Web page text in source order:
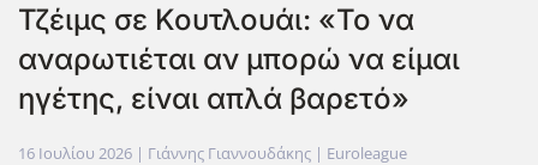
Τζέιμς σε Κουτλουάι: «Το να
αναρωτιέται αν μπορώ να είμαι
ηγέτης, είναι απλά βαρετό»
16 Ιουλίου 2026 | Γιάννης Γιαννουδάκης | Euroleague